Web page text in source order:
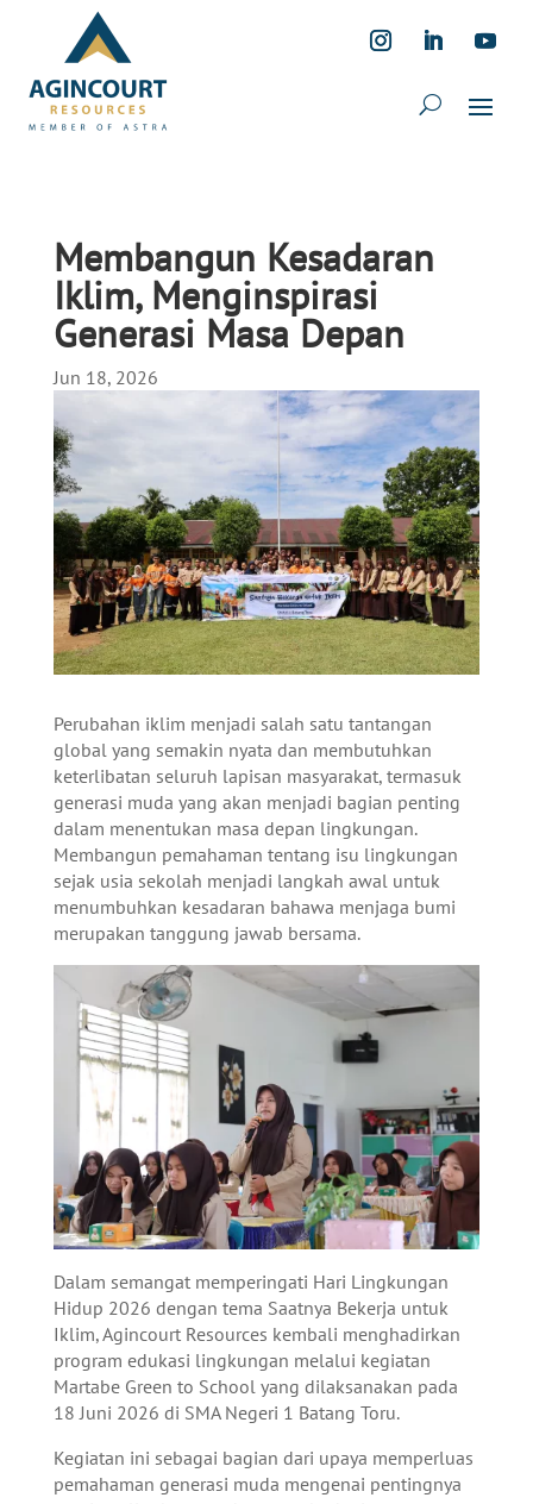
Membangun Kesadaran
Iklim, Menginspirasi
Generasi Masa Depan
Jun 18, 2026
Perubahan iklim menjadi salah satu tantangan
global yang semakin nyata dan membutuhkan
keterlibatan seluruh lapisan masyarakat, termasuk
generasi muda yang akan menjadi bagian penting
dalam menentukan masa depan lingkungan.
Membangun pemahaman tentang isu lingkungan
sejak usia sekolah menjadi langkah awal untuk
menumbuhkan kesadaran bahawa menjaga bumi
merupakan tanggung jawab bersama.
Dalam semangat memperingati Hari Lingkungan
Hidup 2026 dengan tema Saatnya Bekerja untuk
Iklim, Agincourt Resources kembali menghadirkan
program edukasi lingkungan melalui kegiatan
Martabe Green to School yang dilaksanakan pada
18 Juni 2026 di SMA Negeri 1 Batang Toru.
Kegiatan ini sebagai bagian dari upaya memperluas
pemahaman generasi muda mengenai pentingnya